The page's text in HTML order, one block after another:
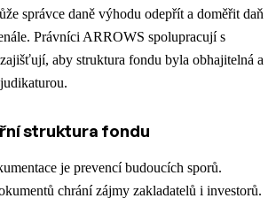
správce daně výhodu odepřít a doměřit daň
Právníci ARROWS spolupracují s
aby struktura fondu byla obhajitelná a
struktura fondu
je prevencí budoucích sporů.
chrání zájmy zakladatelů i investorů.